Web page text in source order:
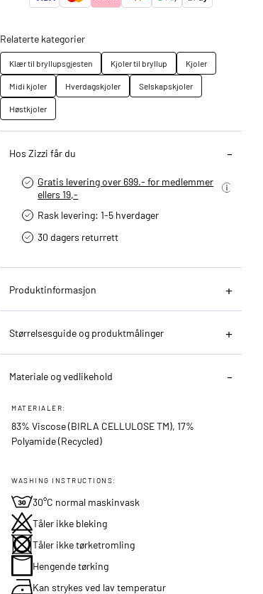
Relaterte kategorier
Klær til bryllupsgjesten Kjoler til bryllup
Kjoler
Midi kjoler
Hverdagskjoler
Selskapskjoler
Høstkjoler
Hos Zizzi får du
Gratis levering over 699.- for medlemmer
ellers 19,-
Rask levering: 1-5 hverdager
30 dagers returrett
Produktinformasjon
Størrelsesguide og produktmålinger
Materiale og vedlikehold
MATERIALER:
83% Viscose (BIRLA CELLULOSE TM), 17%
Polyamide (Recycled)
WASHING INSTRUCTIONS:
30°C normal maskinvask
Tåler ikke bleking
Tåler ikke tørketromling
Hengende tørking
Kan strykes ved lav temperatur